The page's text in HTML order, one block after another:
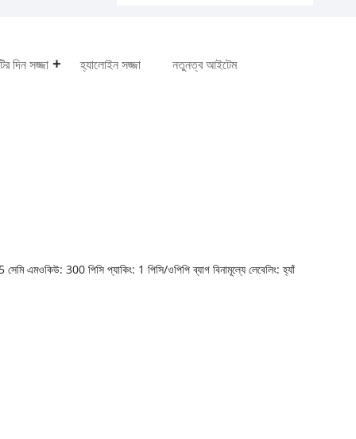
দিন সজ্জা হ্যালোইন সজ্জা নতুনত্ব আইটেম
এমওকিউ: 300 পিসি প্যাকিং: 1 পিসি/ওপিপি ব্যাগ বিনামূল্যে লেবেলিং: হ্যাঁ